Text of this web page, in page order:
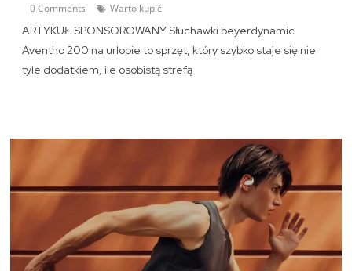
0 Comments Warto kupić
ARTYKUŁ SPONSOROWANY Słuchawki beyerdynamic
Aventho 200 na urlopie to sprzęt, który szybko staje się nie
tyle dodatkiem, ile osobistą strefą